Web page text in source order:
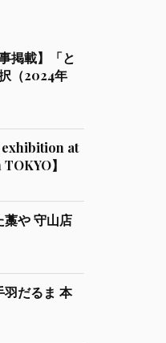
掲載】「と
（2024年
exhibition at
】
藁や 守山店
羽だるま 本